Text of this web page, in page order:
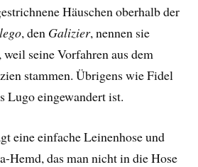
Häuschen oberhalb der
, den Galizier, nennen sie
seine Vorfahren aus dem
stammen. Übrigens wie Fidel
Lugo eingewandert ist.
eine einfache Leinenhose und
Hemd, das man nicht in die Hose